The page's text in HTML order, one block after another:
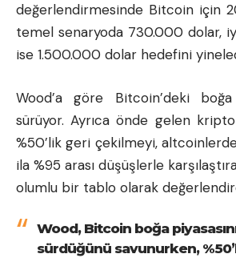
değerlendirmesinde Bitcoin için
temel senaryoda 730.000 dolar,
ise 1.500.000 dolar hedefini
Wood’a göre Bitcoin’deki
sürüyor. Ayrıca önde gelen
%50’lik geri çekilmeyi,
ila %95 arası düşüşlerle
olumlu bir tablo olarak
Wood, Bitcoin boğa
sürdüğünü savunurken,